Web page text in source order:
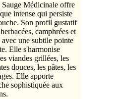
Médicinale offre
intense qui persiste
Son profil gustatif
camphrées et
avec une subtile pointe
Elle s'harmonise
viandes grillées, les
douces, les pâtes, les
Elle apporte
sophistiquée aux